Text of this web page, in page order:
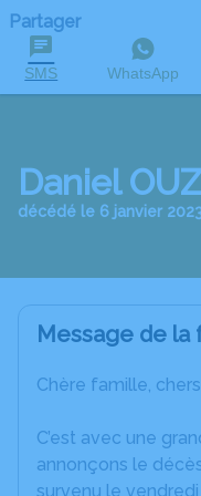
Partager
SMS WhatsApp
Daniel
décédé le 6 janvier
Message de la
Chère famille,
C’est avec une
annonçons le
survenu le